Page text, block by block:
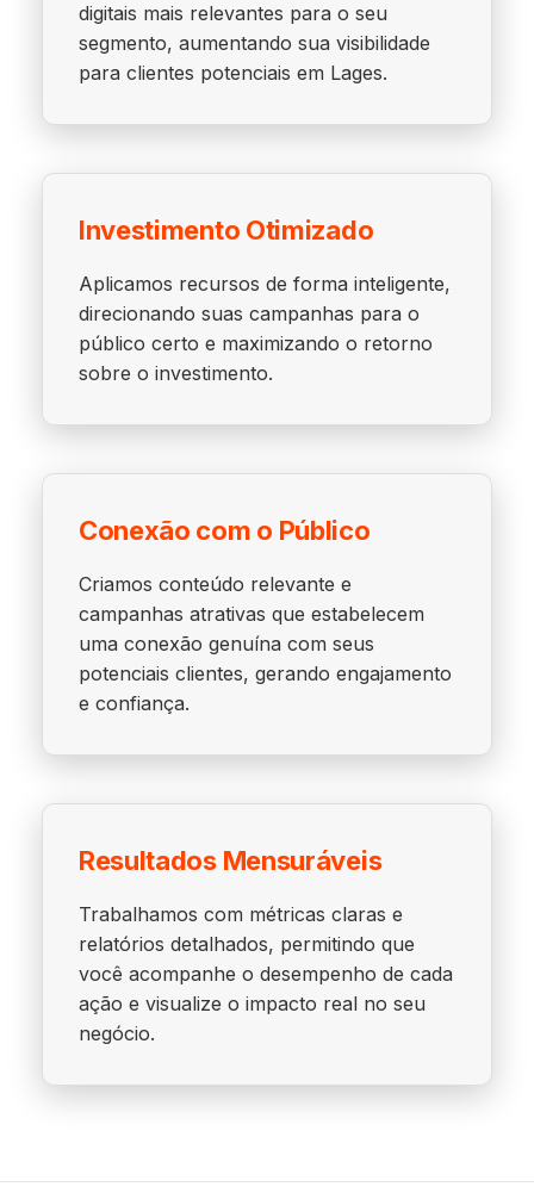
digitais mais relevantes para o seu
segmento, aumentando sua visibilidade
para clientes potenciais em Lages.
Investimento Otimizado
Aplicamos recursos de forma inteligente,
direcionando suas campanhas para o
público certo e maximizando o retorno
sobre o investimento.
Conexão com o Público
Criamos conteúdo relevante e
campanhas atrativas que estabelecem
uma conexão genuína com seus
potenciais clientes, gerando engajamento
e confiança.
Resultados Mensuráveis
Trabalhamos com métricas claras e
relatórios detalhados, permitindo que
você acompanhe o desempenho de cada
ação e visualize o impacto real no seu
negócio.